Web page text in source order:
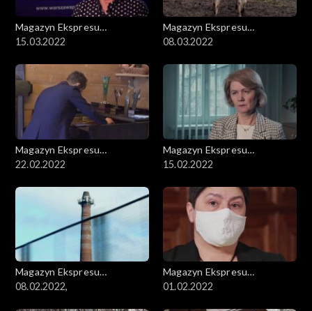
Magazyn Ekspresu
Reporterów
15.03.2022
Magazyn Ekspresu
Reporterów
08.03.2022
Magazyn Ekspresu
Reporterów
22.02.2022
Magazyn Ekspresu
Reporterów
15.02.2022
Magazyn Ekspresu
Reporterów
08.02.2022,
Magazyn Ekspresu
Reporterów
01.02.2022